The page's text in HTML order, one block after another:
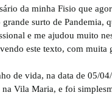
da minha Fisio que
surto de Pandemia,
e me ajudou muito
este texto, com muita
de vida, na data de 05/
Vila Maria, e foi